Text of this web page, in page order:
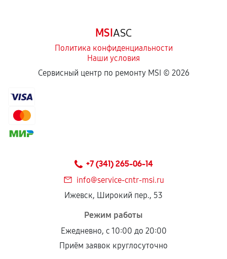
MSIASC
Политика конфиденциальности
Наши условия
Сервисный центр по ремонту MSI © 2026
+7 (341) 265-06-14
info@service-cntr-msi.ru
Ижевск, Широкий пер., 53
Режим работы
Ежедневно, с 10:00 до 20:00
Приём заявок круглосуточно